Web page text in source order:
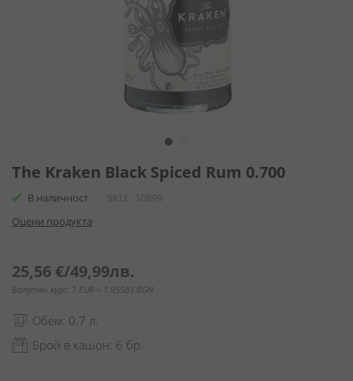
към
на
галерия
със
The Kraken Black Spiced Rum 0.700
В наличност SKU
10899
Оцени продукта
25,56 €/49,99лв.
Валутен курс: 1 EUR = 1.95583 BGN
Обем: 0.7 л.
Брой в кашон: 6 бр.